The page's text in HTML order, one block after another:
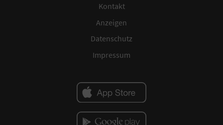
Kontakt
Anzeigen
Datenschutz
Impressum